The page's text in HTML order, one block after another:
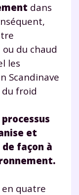
dans
du chaud
les
Scandinave
du froid
et
façon à
en quatre